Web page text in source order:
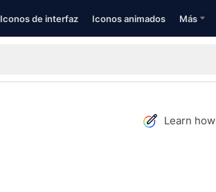
Iconos de interfaz Iconos animados Más
Learn how